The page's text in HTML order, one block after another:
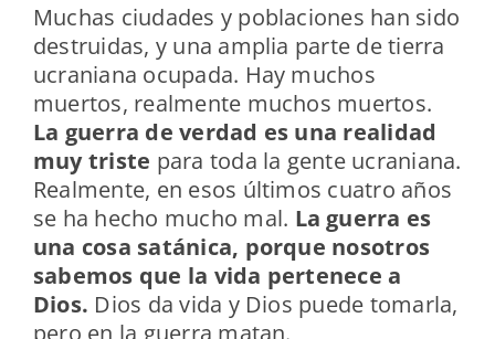
Muchas ciudades y poblaciones han sido
destruidas, y una amplia parte de tierra
ucraniana ocupada. Hay muchos
muertos, realmente muchos muertos.
La guerra de verdad es una realidad
muy triste para toda la gente ucraniana.
Realmente, en esos últimos cuatro años
se ha hecho mucho mal. La guerra es
una cosa satánica, porque nosotros
sabemos que la vida pertenece a
Dios. Dios da vida y Dios puede tomarla,
pero en la guerra matan.